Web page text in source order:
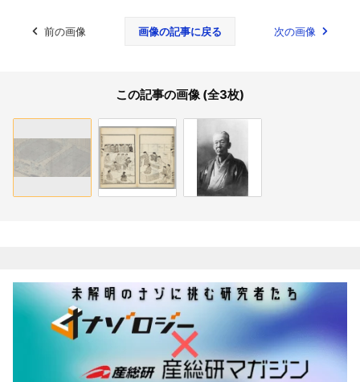
前の画像 画像の記事に戻る 次の画像
この記事の画像 (全3枚)